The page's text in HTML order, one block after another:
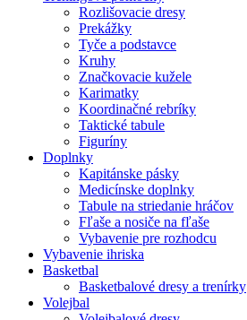
Rozlišovacie dresy
Prekážky
Tyče a podstavce
Kruhy
Značkovacie kužele
Karimatky
Koordinačné rebríky
Taktické tabule
Figuríny
Doplnky
Kapitánske pásky
Medicínske doplnky
Tabule na striedanie hráčov
Fľaše a nosiče na fľaše
Vybavenie pre rozhodcu
Vybavenie ihriska
Basketbal
Basketbalové dresy a trenírky
Volejbal